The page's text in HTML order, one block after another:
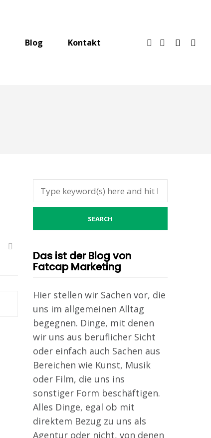
Blog Kontakt
Das ist der Blog von
Fatcap Marketing
Hier stellen wir Sachen vor, die
uns im allgemeinen Alltag
begegnen. Dinge, mit denen
wir uns aus beruflicher Sicht
oder einfach auch Sachen aus
Bereichen wie Kunst, Musik
oder Film, die uns ins
sonstiger Form beschäftigen.
Alles Dinge, egal ob mit
direktem Bezug zu uns als
Agentur oder nicht, von denen